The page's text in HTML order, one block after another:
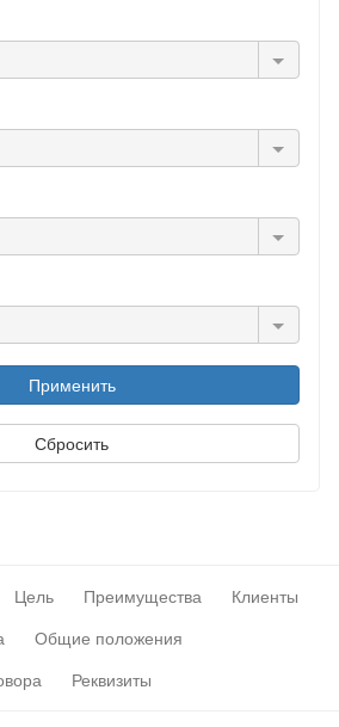
Цель Преимущества
Клиенты
Общие положения
Реквизиты